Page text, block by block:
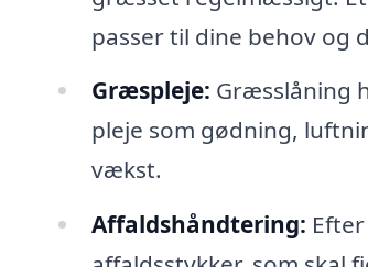
passer til dine behov og
Græspleje: Græsslåning
pleje som gødning,
vækst.
Affaldshåndtering: